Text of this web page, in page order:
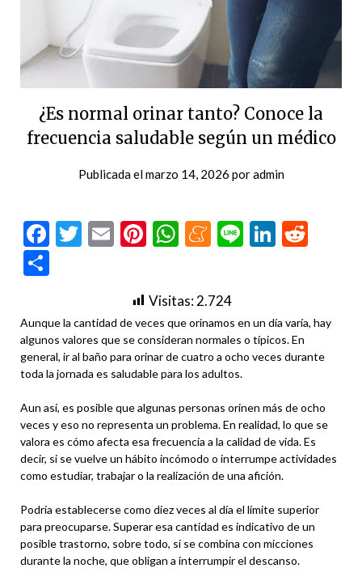
¿Es normal orinar tanto? Conoce la
frecuencia saludable según un médico
Publicada elmarzo 14, 2026 poradmin
Facebook
Twitter
EmailPinterest
WhatsApp
Meneame
Line
Visitas:2.724
Aunque la cantidad de veces que orinamos en un día varía, hay
algunos valores que se consideran normales o típicos. En
general, ir al baño para orinar de cuatro a ocho veces durante
toda la jornada es saludable para los adultos.
Aun así, es posible que algunas personas orinen más de ocho
veces y eso no representa un problema. En realidad, lo que se
valora es cómo afecta esa frecuencia a la calidad de vida. Es
decir, si se vuelve un hábito incómodo o interrumpe actividades
como estudiar, trabajar o la realización de una afición.
Podría establecerse como diez veces al día el límite superior
para preocuparse. Superar esa cantidad es indicativo de un
posible trastorno, sobre todo, si se combina con micciones
durante la noche, que obligan a interrumpir el descanso.